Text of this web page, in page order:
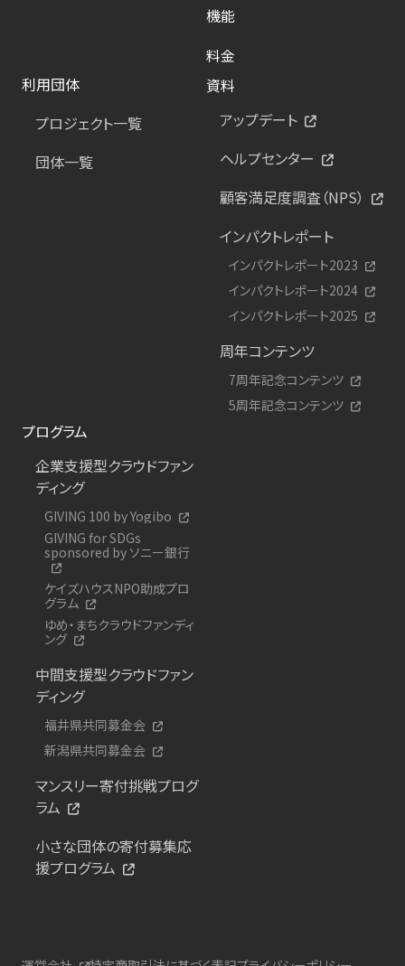
機能
料金
利用団体
プロジェクト一覧
団体一覧
資料
アップデート
ヘルプセンター
顧客満足度調査（NPS）
インパクトレポート
インパクトレポート2023
インパクトレポート2024
インパクトレポート2025
周年コンテンツ
7周年記念コンテンツ
5周年記念コンテンツ
プログラム
企業支援型クラウドファン
ディング
GIVING 100 by Yogibo
GIVING for SDGs
sponsored by ソニー銀行
ケイズハウスNPO助成プロ
グラム
ゆめ・まちクラウドファンディ
ング
中間支援型クラウドファン
ディング
福井県共同募金会
新潟県共同募金会
マンスリー寄付挑戦プログ
ラム
小さな団体の寄付募集応
援プログラム